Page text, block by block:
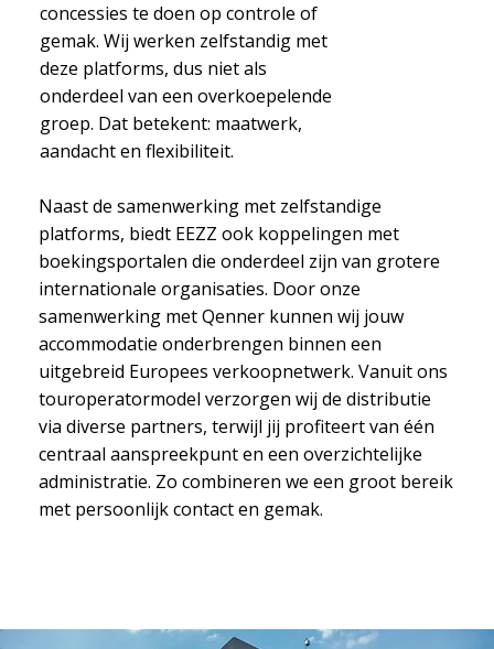
concessies te doen op controle of
gemak. Wij werken zelfstandig met
deze platforms, dus niet als
onderdeel van een overkoepelende
groep. Dat betekent: maatwerk,
aandacht en flexibiliteit.
Naast de samenwerking met zelfstandige
platforms, biedt EEZZ ook koppelingen met
boekingsportalen die onderdeel zijn van grotere
internationale organisaties. Door onze
samenwerking met Qenner kunnen wij jouw
accommodatie onderbrengen binnen een
uitgebreid Europees verkoopnetwerk. Vanuit ons
touroperatormodel verzorgen wij de distributie
via diverse partners, terwijl jij profiteert van één
centraal aanspreekpunt en een overzichtelijke
administratie. Zo combineren we een groot bereik
met persoonlijk contact en gemak.